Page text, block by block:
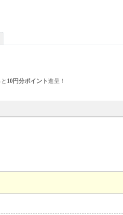
10円分ポイント進呈！